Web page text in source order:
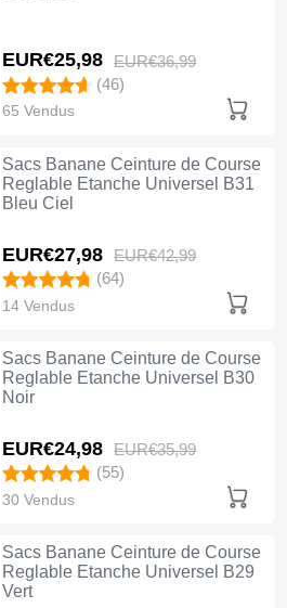
EUR€25,98 EUR€36,99
(46)
65 Vendus
Sacs Banane Ceinture de Course
Reglable Etanche Universel B31
Bleu Ciel
EUR€27,98 EUR€42,99
(64)
14 Vendus
Sacs Banane Ceinture de Course
Reglable Etanche Universel B30
Noir
EUR€24,98 EUR€35,99
(55)
30 Vendus
Sacs Banane Ceinture de Course
Reglable Etanche Universel B29
Vert